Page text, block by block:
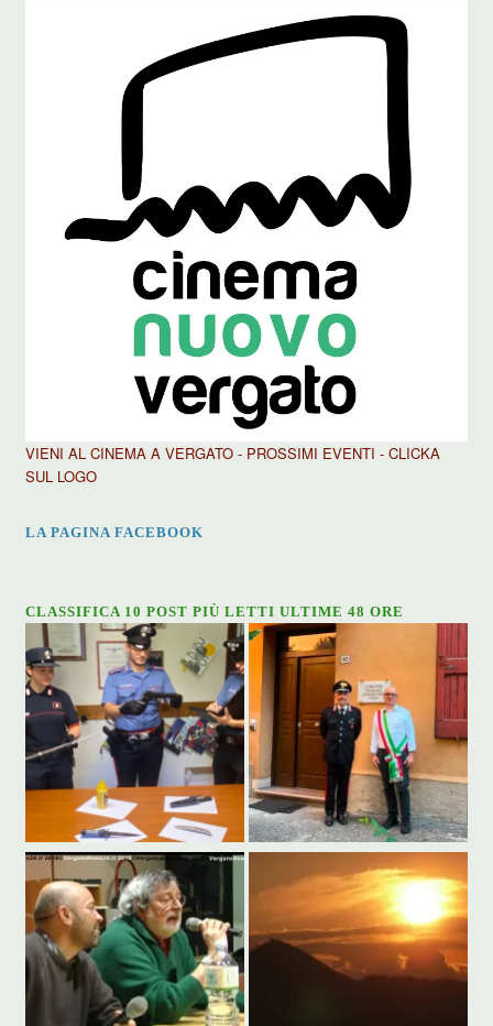
VIENI AL CINEMA A VERGATO - PROSSIMI EVENTI - CLICKA
SUL LOGO
LA PAGINA FACEBOOK
CLASSIFICA 10 POST PIÙ LETTI ULTIME 48 ORE